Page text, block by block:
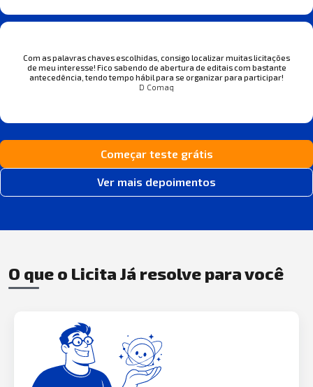
Com as palavras chaves escolhidas, consigo localizar muitas licitações
de meu interesse! Fico sabendo de abertura de editais com bastante
antecedência, tendo tempo hábil para se organizar para participar!
D Comaq
Começar teste grátis
Ver mais depoimentos
O que o Licita Já resolve para você